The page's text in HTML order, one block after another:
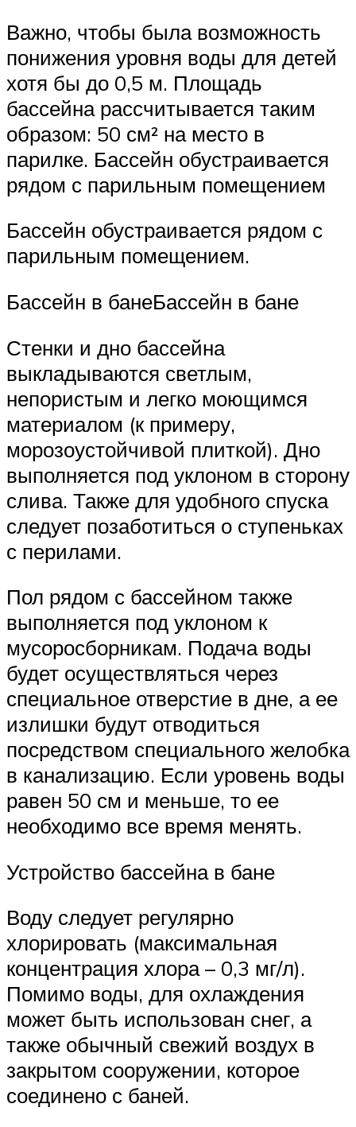
Важно, чтобы была возможность
понижения уровня воды для детей
хотя бы до 0,5 м. Площадь
бассейна рассчитывается таким
образом: 50 см² на место в
парилке. Бассейн обустраивается
рядом с парильным помещением
Бассейн обустраивается рядом с
парильным помещением.
Бассейн в банеБассейн в бане
Стенки и дно бассейна
выкладываются светлым,
непористым и легко моющимся
материалом (к примеру,
морозоустойчивой плиткой). Дно
выполняется под уклоном в сторону
слива. Также для удобного спуска
следует позаботиться о ступеньках
с перилами.
Пол рядом с бассейном также
выполняется под уклоном к
мусоросборникам. Подача воды
будет осуществляться через
специальное отверстие в дне, а ее
излишки будут отводиться
посредством специального желобка
в канализацию. Если уровень воды
равен 50 см и меньше, то ее
необходимо все время менять.
Устройство бассейна в бане
Воду следует регулярно
хлорировать (максимальная
концентрация хлора – 0,3 мг/л).
Помимо воды, для охлаждения
может быть использован снег, а
также обычный свежий воздух в
закрытом сооружении, которое
соединено с баней.